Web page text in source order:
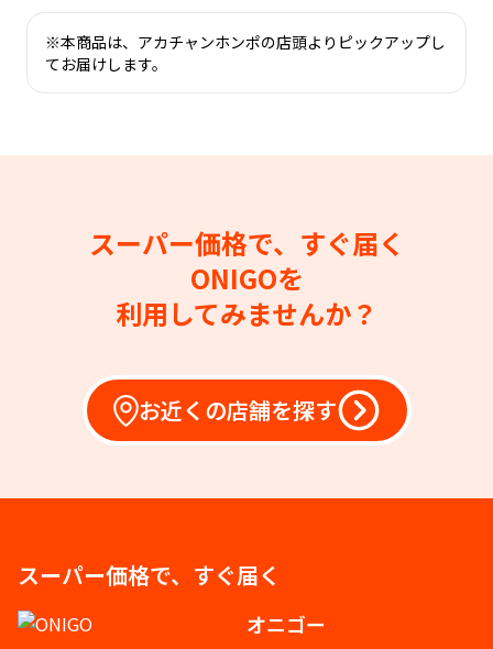
※本商品は、アカチャンホンポの店頭よりピックアップし
てお届けします。
スーパー価格で、すぐ届く
ONIGOを
利用してみませんか？
お近くの店舗を探す
スーパー価格で、すぐ届く
オニゴー